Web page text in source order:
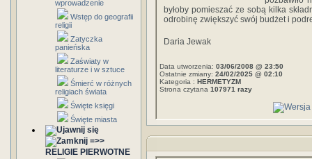
wprowadzenie
Wstęp do geografii
religii
Zatyczka
panieńska
Zaświaty w
literaturze i w sztuce
Śmierć w różnych
religiach świata
Święte księgi
Święte miasta
=>>
RELIGIE PIERWOTNE
byłoby pomieszać ze sobą kilka
odrobinę zwiększyć swój budżet i
Daria Jewak
Data utworzenia: 03/06/2008 @ 23:50
Ostatnie zmiany: 24/02/2025 @ 02:10
Kategoria : HERMETYZM
Strona czytana 107971 razy